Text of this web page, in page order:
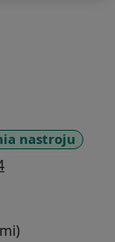
nastroju